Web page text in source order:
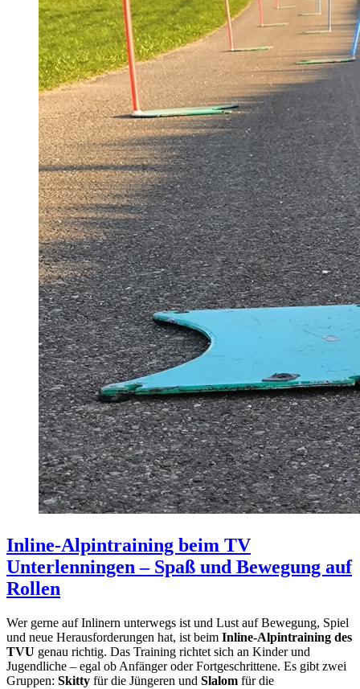
Inline-Alpintraining beim TV
Unterlenningen – Spaß und Bewegung auf
Rollen
Wer gerne auf Inlinern unterwegs ist und Lust auf Bewegung, Spiel
und neue Herausforderungen hat, ist beim Inline-Alpintraining des
TVU genau richtig. Das Training richtet sich an Kinder und
Jugendliche – egal ob Anfänger oder Fortgeschrittene. Es gibt zwei
Gruppen: Skitty für die Jüngeren und Slalom für die